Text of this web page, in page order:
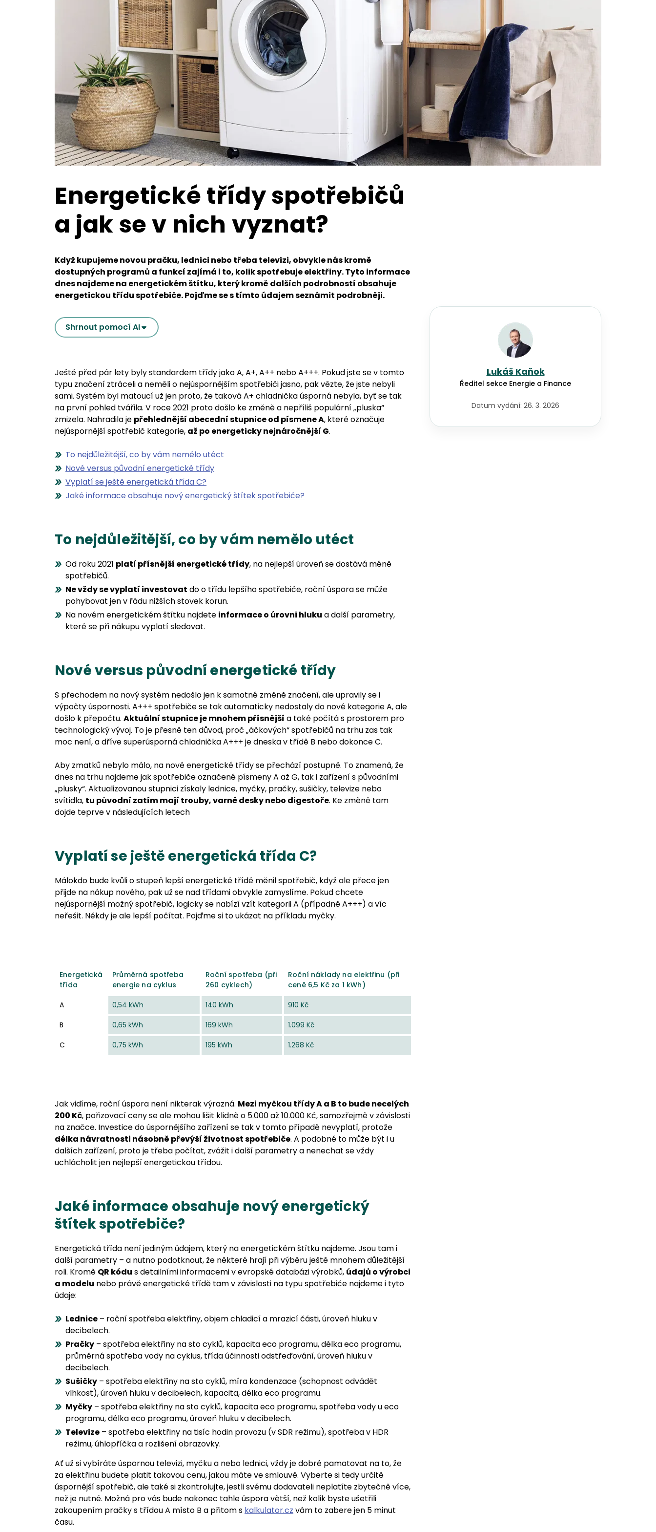
Energetické třídy spotřebičů
a jak se v nich vyznat?
Když kupujeme novou pračku, lednici nebo třeba televizi, obvykle nás kromě
dostupných programů a funkcí zajímá i to, kolik spotřebuje elektřiny. Tyto informace
dnes najdeme na energetickém štítku, který kromě dalších podrobností obsahuje
energetickou třídu spotřebiče. Pojďme se s tímto údajem seznámit podrobněji.
Shrnout pomocí AI
Ještě před pár lety byly standardem třídy jako A, A+, A++ nebo A+++. Pokud jste se v tomto
typu značení ztráceli a neměli o nejúspornějším spotřebiči jasno, pak vězte, že jste nebyli
sami. Systém byl matoucí už jen proto, že taková A+ chladnička úsporná nebyla, byť se tak
na první pohled tvářila. V roce 2021 proto došlo ke změně a nepříliš populární „pluska“
zmizela. Nahradila je přehlednější abecední stupnice od písmene A, které označuje
nejúspornější spotřebič kategorie, až po energeticky nejnáročnější G.
To nejdůležitější, co by vám nemělo utéct
Nové versus původní energetické třídy
Vyplatí se ještě energetická třída C?
Jaké informace obsahuje nový energetický štítek spotřebiče?
To nejdůležitější, co by vám nemělo utéct
Od roku 2021 platí přísnější energetické třídy, na nejlepší úroveň se dostává méně
spotřebičů.
Ne vždy se vyplatí investovat do o třídu lepšího spotřebiče, roční úspora se může
pohybovat jen v řádu nižších stovek korun.
Na novém energetickém štítku najdete informace o úrovni hluku a další parametry,
které se při nákupu vyplatí sledovat.
Nové versus původní energetické třídy
S přechodem na nový systém nedošlo jen k samotné změně značení, ale upravily se i
výpočty úspornosti. A+++ spotřebiče se tak automaticky nedostaly do nové kategorie A, ale
došlo k přepočtu. Aktuální stupnice je mnohem přísnější a také počítá s prostorem pro
technologický vývoj. To je přesně ten důvod, proč „áčkových“ spotřebičů na trhu zas tak
moc není, a dříve superúsporná chladnička A+++ je dneska v třídě B nebo dokonce C.
Aby zmatků nebylo málo, na nové energetické třídy se přechází postupně. To znamená, že
dnes na trhu najdeme jak spotřebiče označené písmeny A až G, tak i zařízení s původními
„plusky“. Aktualizovanou stupnici získaly lednice, myčky, pračky, sušičky, televize nebo
svítidla, tu původní zatím mají trouby, varné desky nebo digestoře. Ke změně tam
dojde teprve v následujících letech
Vyplatí se ještě energetická třída C?
Málokdo bude kvůli o stupeň lepší energetické třídě měnil spotřebič, když ale přece jen
přijde na nákup nového, pak už se nad třídami obvykle zamyslíme. Pokud chcete
nejúspornější možný spotřebič, logicky se nabízí vzít kategorii A (případně A+++) a víc
neřešit. Někdy je ale lepší počítat. Pojďme si to ukázat na příkladu myčky.
Energetická
třída
Průměrná spotřeba
energie na cyklus
Roční spotřeba (při
260 cyklech)
Roční náklady na elektřinu (při
ceně 6,5 Kč za 1 kWh)
A 0,54 kWh 140 kWh 910 Kč
B 0,65 kWh 169 kWh 1.099 Kč
C 0,75 kWh 195 kWh 1.268 Kč
Jak vidíme, roční úspora není nikterak výrazná. Mezi myčkou třídy A a B to bude necelých
200 Kč, pořizovací ceny se ale mohou lišit klidně o 5.000 až 10.000 Kč, samozřejmě v závislosti
na značce. Investice do úspornějšího zařízení se tak v tomto případě nevyplatí, protože
délka návratnosti násobně převýší životnost spotřebiče. A podobné to může být i u
dalších zařízení, proto je třeba počítat, zvážit i další parametry a nenechat se vždy
uchlácholit jen nejlepší energetickou třídou.
Jaké informace obsahuje nový energetický
štítek spotřebiče?
Energetická třída není jediným údajem, který na energetickém štítku najdeme. Jsou tam i
další parametry – a nutno podotknout, že některé hrají při výběru ještě mnohem důležitější
roli. Kromě QR kódu s detailními informacemi v evropské databázi výrobků, údajů o výrobci
a modelu nebo právě energetické třídě tam v závislosti na typu spotřebiče najdeme i tyto
údaje:
Lednice – roční spotřeba elektřiny, objem chladicí a mrazicí části, úroveň hluku v
decibelech.
Pračky – spotřeba elektřiny na sto cyklů, kapacita eco programu, délka eco programu,
průměrná spotřeba vody na cyklus, třída účinnosti odstřeďování, úroveň hluku v
decibelech.
Sušičky – spotřeba elektřiny na sto cyklů, míra kondenzace (schopnost odvádět
vlhkost), úroveň hluku v decibelech, kapacita, délka eco programu.
Myčky – spotřeba elektřiny na sto cyklů, kapacita eco programu, spotřeba vody u eco
programu, délka eco programu, úroveň hluku v decibelech.
Televize – spotřeba elektřiny na tisíc hodin provozu (v SDR režimu), spotřeba v HDR
režimu, úhlopříčka a rozlišení obrazovky.
Ať už si vybíráte úspornou televizi, myčku a nebo lednici, vždy je dobré pamatovat na to, že
za elektřinu budete platit takovou cenu, jakou máte ve smlouvě. Vyberte si tedy určitě
úspornější spotřebič, ale také si zkontrolujte, jestli svému dodavateli neplatíte zbytečně více,
než je nutné. Možná pro vás bude nakonec tahle úspora větší, než kolik byste ušetřili
zakoupením pračky s třídou A místo B a přitom s kalkulator.cz vám to zabere jen 5 minut
času.
Lukáš Kaňok
Ředitel sekce Energie a Finance
Datum vydání: 26. 3. 2026